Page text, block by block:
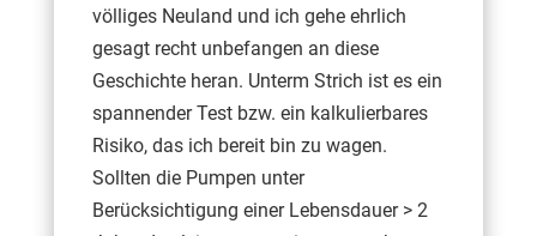
völliges Neuland und ich gehe ehrlich
gesagt recht unbefangen an diese
Geschichte heran. Unterm Strich ist es ein
spannender Test bzw. ein kalkulierbares
Risiko, das ich bereit bin zu wagen.
Sollten die Pumpen unter
Berücksichtigung einer Lebensdauer > 2